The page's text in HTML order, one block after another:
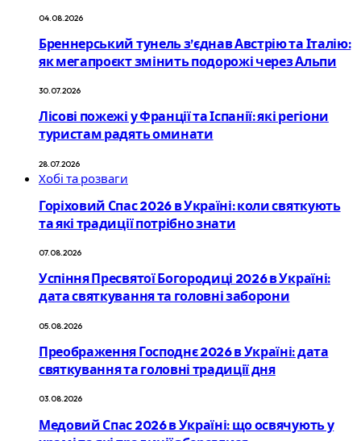
04.08.2026
Бреннерський тунель з’єднав Австрію та Італію:
як мегапроєкт змінить подорожі через Альпи
30.07.2026
Лісові пожежі у Франції та Іспанії: які регіони
туристам радять оминати
28.07.2026
Хобі та розваги
Горіховий Спас 2026 в Україні: коли святкують
та які традиції потрібно знати
07.08.2026
Успіння Пресвятої Богородиці 2026 в Україні:
дата святкування та головні заборони
05.08.2026
Преображення Господнє 2026 в Україні: дата
святкування та головні традиції дня
03.08.2026
Медовий Спас 2026 в Україні: що освячують у